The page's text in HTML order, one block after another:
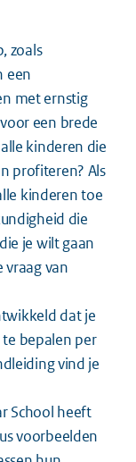
zoals
een
met ernstig
een brede
kinderen die
profiteren? Als
kinderen toe
die
je wilt gaan
vraag van
dat je
bepalen per
vind je
School heeft
voorbeelden